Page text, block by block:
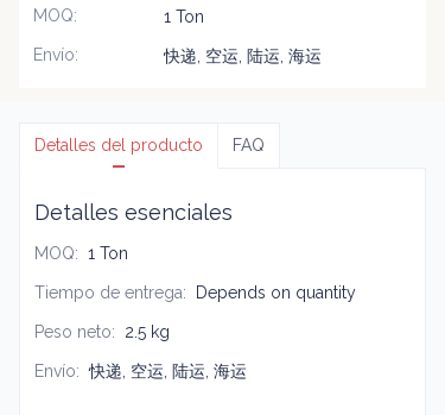
MOQ:
1 Ton
Envío: 快递, 空运, 陆运, 海运
Detalles del producto FAQ
Detalles esenciales
MOQ: 1 Ton
Tiempo de entrega: Depends on quantity
Peso neto: 2.5 kg
Envío: 快递, 空运, 陆运, 海运